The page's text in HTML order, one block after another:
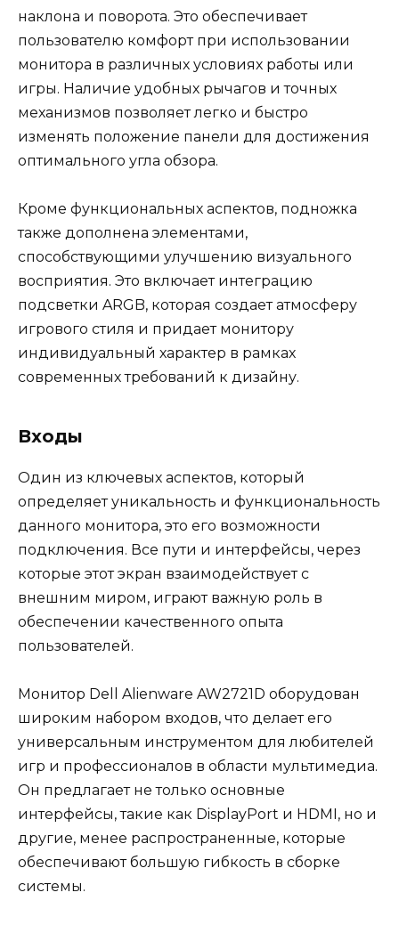
наклона и поворота. Это обеспечивает
пользователю комфорт при использовании
монитора в различных условиях работы или
игры. Наличие удобных рычагов и точных
механизмов позволяет легко и быстро
изменять положение панели для достижения
оптимального угла обзора.
Кроме функциональных аспектов, подножка
также дополнена элементами,
способствующими улучшению визуального
восприятия. Это включает интеграцию
подсветки ARGB, которая создает атмосферу
игрового стиля и придает монитору
индивидуальный характер в рамках
современных требований к дизайну.
Входы
Один из ключевых аспектов, который
определяет уникальность и функциональность
данного монитора, это его возможности
подключения. Все пути и интерфейсы, через
которые этот экран взаимодействует с
внешним миром, играют важную роль в
обеспечении качественного опыта
пользователей.
Монитор Dell Alienware AW2721D оборудован
широким набором входов, что делает его
универсальным инструментом для любителей
игр и профессионалов в области мультимедиа.
Он предлагает не только основные
интерфейсы, такие как DisplayPort и HDMI, но и
другие, менее распространенные, которые
обеспечивают большую гибкость в сборке
системы.